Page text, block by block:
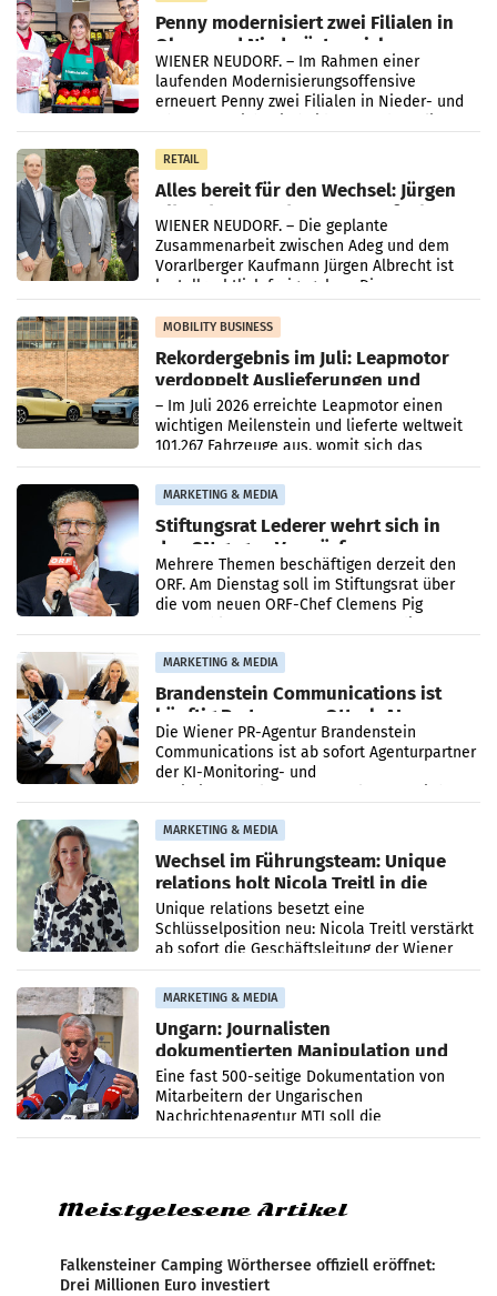
Penny modernisiert zwei Filialen in
Ober- und Niederösterreich
WIENER NEUDORF. – Im Rahmen einer
laufenden Modernisierungsoffensive
erneuert Penny zwei Filialen in Nieder- und
RETAIL
Alles bereit für den Wechsel: Jürgen
Albrecht setzt ab 1.1.2027 auf Adeg
WIENER NEUDORF. – Die geplante
Zusammenarbeit zwischen Adeg und dem
Vorarlberger Kaufmann Jürgen Albrecht ist
kartellrechtlich freigegeben: Die
Bundeswettbewerbsbehörde und der
Bundeskartellanwalt
MOBILITY BUSINESS
Rekordergebnis im Juli: Leapmotor
verdoppelt Auslieferungen und
überschreitet die 100.000er-Marke
– Im Juli 2026 erreichte Leapmotor einen
wichtigen Meilenstein und lieferte weltweit
101.267 Fahrzeuge aus, womit sich das
Ergebnis gegenüber Juli 2025 mehr als
verdoppelte (+102
MARKETING & MEDIA
Stiftungsrat Lederer wehrt sich in
den SN gegen Vorwürfe
Mehrere Themen beschäftigen derzeit den
ORF. Am Dienstag soll im Stiftungsrat über
die vom neuen ORF-Chef Clemens Pig
MARKETING & MEDIA
Brandenstein Communications ist
künftig Partner von OtterlyAI
Die Wiener PR-Agentur Brandenstein
Communications ist ab sofort Agenturpartner
der KI-Monitoring- und
MARKETING & MEDIA
Wechsel im Führungsteam: Unique
relations holt Nicola Treitl in die
Geschäftsleitung
Unique relations besetzt eine
Schlüsselposition neu: Nicola Treitl verstärkt
ab sofort die Geschäftsleitung der Wiener
PR-Agentur an der Seite von Josef Kalina und
Anna Kalina-Mahr.
MARKETING & MEDIA
Ungarn: Journalisten
dokumentierten Manipulation und
Zensur
Eine fast 500-seitige Dokumentation von
Mitarbeitern der Ungarischen
Nachrichtenagentur MTI soll die
systematische Nachrichten-Manipulation und
Meistgelesene Artikel
Falkensteiner Camping Wörthersee offiziell eröffnet:
Drei Millionen Euro investiert